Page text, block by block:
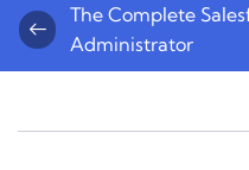
The Complete
Administrator